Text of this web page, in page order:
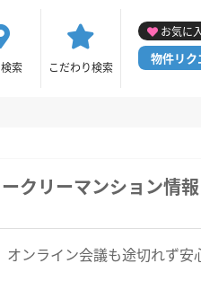
索 こだわり検索
お気に
物件リク
クリーマンション情報
オンライン会議も途切れず安